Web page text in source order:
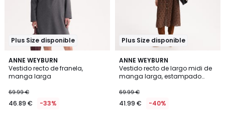
Plus Size disponible
ANNE WEYBURN
Vestido recto de franela,
manga larga
69.99 €
46.89 € -33%
4
/
5
Plus Size disponible
ANNE WEYBURN
Vestido recto de largo midi de
manga larga, estampado
69.99 €
41.99 € -40%
5
/
5